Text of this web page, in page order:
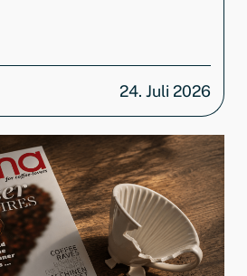
24. Juli 2026